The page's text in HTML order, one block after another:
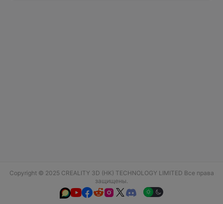
Copyright © 2025 CREALITY 3D (HK) TECHNOLOGY LIMITED Все права
защищены.
  